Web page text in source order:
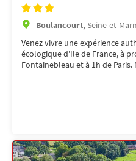
Boulancourt, Seine-et-
Venez vivre une expérience
écologique d'Ile de France, à
Fontainebleau et à 1h de